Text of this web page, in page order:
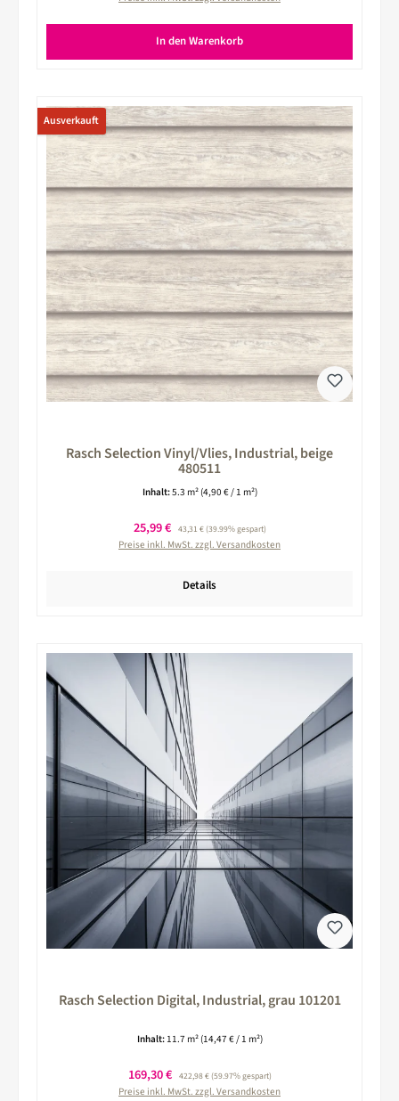
In den Warenkorb
Ausverkauft
Rasch Selection Vinyl/Vlies, Industrial, beige
480511
Inhalt:5.3 m² (4,90 € / 1 m²)
Verkaufspreis:
25,99 € Regulärer Preis:
43,31 €(39.99% gespart)
Preise inkl. MwSt. zzgl. Versandkosten
Details
Rasch Selection Digital, Industrial, grau 101201
Inhalt: 11.7 m² (14,47 € / 1 m²)
Verkaufspreis:
169,30 € Regulärer Preis:
422,98 €(59.97% gespart)
Preise inkl. MwSt. zzgl. Versandkosten